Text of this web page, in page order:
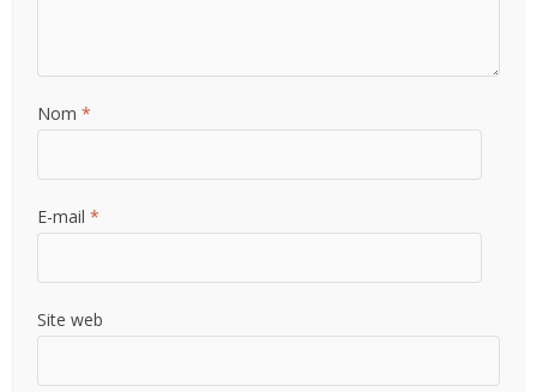
Nom*
E-mail*
Site web